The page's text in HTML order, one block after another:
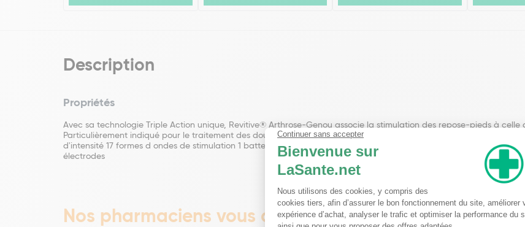
Description
Propriétés
Avec sa technologie Triple Action unique, Revitive® Arthrose-Genou associe la stimulation des repose-pieds à
Particulièrement indiqué pour le traitement des douleurs chroniques arthritiques, articulaires, musculaires et
d'intensité 17 formes d ondes de stimulation 1 batterie rechargeable : 210 min d autonomie. Livré avec : 1
électrodes
Nos pharmaciens vous conseillent